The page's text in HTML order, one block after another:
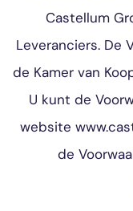
Castellum
Leveranciers. De
de Kamer van
U kunt de
website
de